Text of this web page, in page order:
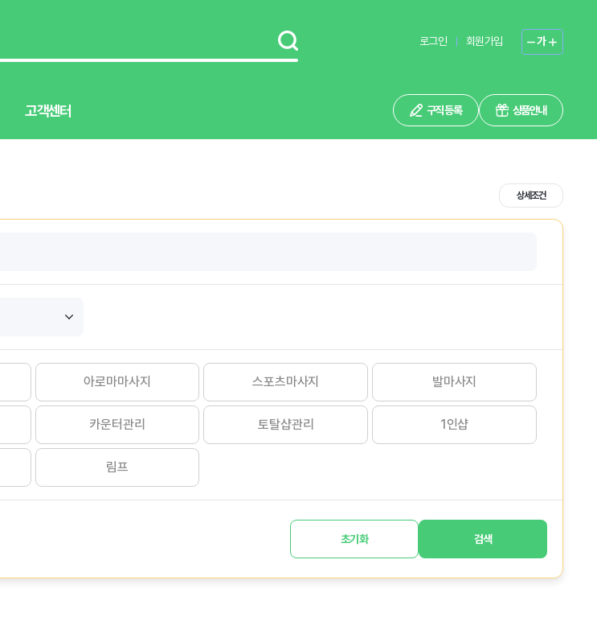
로그인 회원가입 가
고객센터 구직 등록 상품안내
상세조건
아로마마사지 스포츠마사지 발마사지
카운터관리 토탈샵관리 1인샵
림프
초기화 검색